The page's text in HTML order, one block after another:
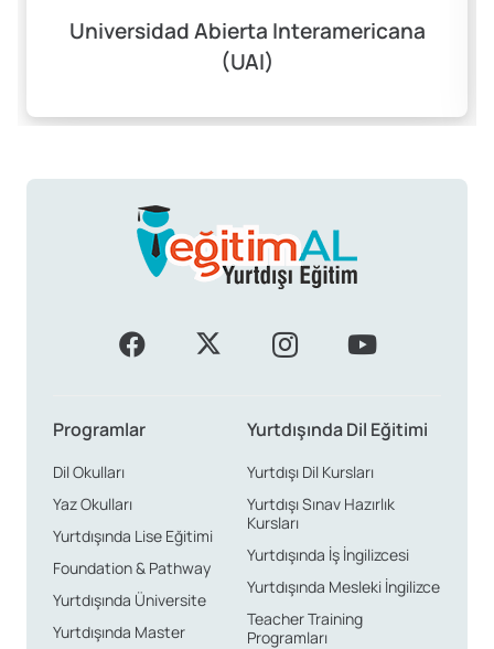
Universidad Abierta Interamericana
(UAI)
Programlar
Dil Okulları
Yaz Okulları
Yurtdışında Lise Eğitimi
Foundation & Pathway
Yurtdışında Üniversite
Yurtdışında Master
Yurtdışında Dil Eğitimi
Yurtdışı Dil Kursları
Yurtdışı Sınav Hazırlık
Kursları
Yurtdışında İş İngilizcesi
Yurtdışında Mesleki İngilizce
Teacher Training
Programları